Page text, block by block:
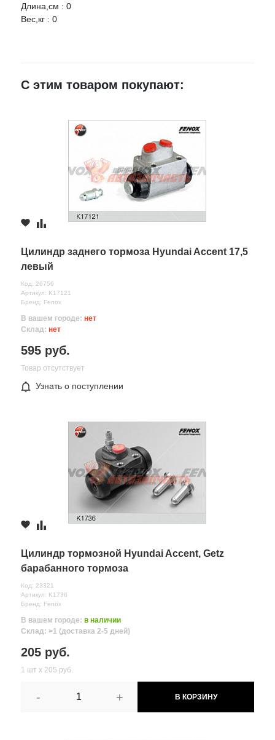
Длина,см : 0
Вес,кг : 0
Ваше имя
Недостатки
Комментарий
Все поля формы обязательны
Отправляя форму вы соглашаетесь на
обработку персональных
С этим товаром покупают:
Цилиндр заднего тормоза Hyundai Accent 17,5
левый
Код: 26756
Артикул: K17121
Бренд: Fenox
В вашем городе: нет
Склад: нет
595 руб.
Товар отсутствует
Узнать о поступлении
Цилиндр тормозной Hyundai Accent, Getz
барабанного тормоза
Код: 23321
Артикул: K1736
Бренд: Fenox
В вашем городе: в наличии
Склад: >1 (доставка 2-5 дней)
205 руб.
1 шт х 205 руб.
- + В КОРЗИНУ